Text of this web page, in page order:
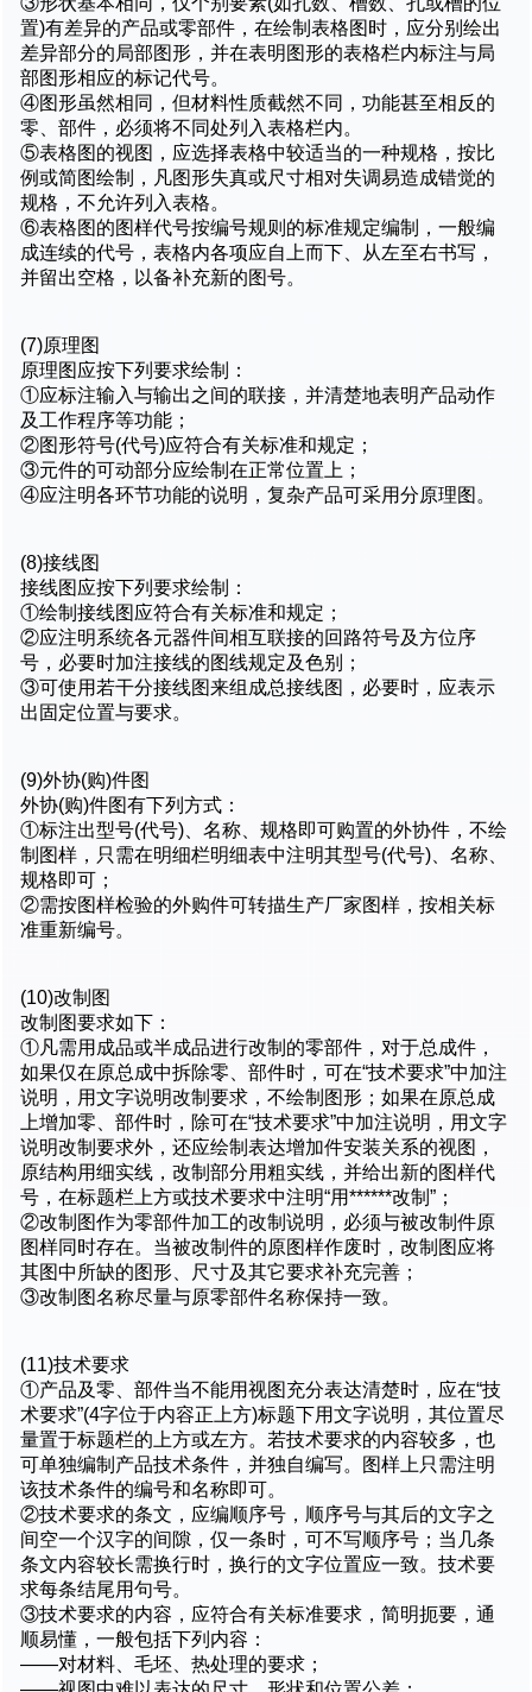
置)有差异的产品或零部件，在绘制表格图时，应分别绘出
差异部分的局部图形，并在表明图形的表格栏内标注与局
部图形相应的标记代号。
④图形虽然相同，但材料性质截然不同，功能甚至相反的
零、部件，必须将不同处列入表格栏内。
⑤表格图的视图，应选择表格中较适当的一种规格，按比
例或简图绘制，凡图形失真或尺寸相对失调易造成错觉的
规格，不允许列入表格。
⑥表格图的图样代号按编号规则的标准规定编制，一般编
成连续的代号，表格内各项应自上而下、从左至右书写，
并留出空格，以备补充新的图号。
(7)原理图
原理图应按下列要求绘制：
①应标注输入与输出之间的联接，并清楚地表明产品动作
及工作程序等功能；
②图形符号(代号)应符合有关标准和规定；
③元件的可动部分应绘制在正常位置上；
④应注明各环节功能的说明，复杂产品可采用分原理图。
(8)接线图
接线图应按下列要求绘制：
①绘制接线图应符合有关标准和规定；
②应注明系统各元器件间相互联接的回路符号及方位序
号，必要时加注接线的图线规定及色别；
③可使用若干分接线图来组成总接线图，必要时，应表示
出固定位置与要求。
(9)外协(购)件图
外协(购)件图有下列方式：
①标注出型号(代号)、名称、规格即可购置的外协件，不绘
制图样，只需在明细栏明细表中注明其型号(代号)、名称、
规格即可；
②需按图样检验的外购件可转描生产厂家图样，按相关标
准重新编号。
(10)改制图
改制图要求如下：
①凡需用成品或半成品进行改制的零部件，对于总成件，
如果仅在原总成中拆除零、部件时，可在“技术要求”中加注
说明，用文字说明改制要求，不绘制图形；如果在原总成
上增加零、部件时，除可在“技术要求”中加注说明，用文字
说明改制要求外，还应绘制表达增加件安装关系的视图，
原结构用细实线，改制部分用粗实线，并给出新的图样代
号，在标题栏上方或技术要求中注明“用******改制”；
②改制图作为零部件加工的改制说明，必须与被改制件原
图样同时存在。当被改制件的原图样作废时，改制图应将
其图中所缺的图形、尺寸及其它要求补充完善；
③改制图名称尽量与原零部件名称保持一致。
(11)技术要求
①产品及零、部件当不能用视图充分表达清楚时，应在“技
术要求”(4字位于内容正上方)标题下用文字说明，其位置尽
量置于标题栏的上方或左方。若技术要求的内容较多，也
可单独编制产品技术条件，并独自编写。图样上只需注明
该技术条件的编号和名称即可。
②技术要求的条文，应编顺序号，顺序号与其后的文字之
间空一个汉字的间隙，仅一条时，可不写顺序号；当几条
条文内容较长需换行时，换行的文字位置应一致。技术要
求每条结尾用句号。
③技术要求的内容，应符合有关标准要求，简明扼要，通
顺易懂，一般包括下列内容：
——对材料、毛坯、热处理的要求；